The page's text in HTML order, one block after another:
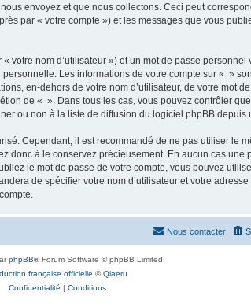
envoyez et que nous collectons. Ceci peut
par « votre compte ») et les messages que vous
nom d’utilisateur ») et un mot de passe
Les informations de votre compte sur « »
en-dehors de votre nom d’utilisateur, de votre mot
de « ». Dans tous les cas, vous pouvez contrôler
ou non à la liste de diffusion du logiciel phpBB
Cependant, il est recommandé de ne pas utiliser le
donc à le conservez précieusement. En aucun cas
le mot de passe de votre compte, vous pouvez
de spécifier votre nom d’utilisateur et votre
Nous contacter
phpBB® Forum Software © phpBB Limited
française officielle ©Qiaeru
Confidentialité | Conditions